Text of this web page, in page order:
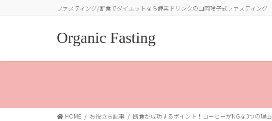
に
ョ
動
ファスティング/断食でダイエットなら酵素ドリンクの山岡玲子式ファスティング
Organic Fasting
HOME お役立ち記事 断食が成功するポイント！コーヒーがNGな3つの理由